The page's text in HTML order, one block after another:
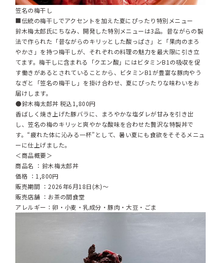
笠名の梅干し
■伝統の梅干しでアクセントを加えた夏にぴったり特別メニュー
鈴木梅太郎氏にちなみ、開発した特別メニューは3品。昔ながらの製
法で作られた「昔ながらのキリッとした酸っぱさ」と「果肉のまろ
やかさ」を持つ梅干しが、それぞれの料理の魅力を最大限に引き立
てます。梅干しに含まれる「クエン酸」にはビタミンB1の吸収を促
す働きがあるとされていることから、ビタミンB1が豊富な豚肉やう
なぎと「笠名の梅干し」を掛け合わせ、夏にぴったりな味わいをお
届けします。
●鈴木梅太郎丼 税込1,800円
香ばしく焼き上げた豚バラに、まろやかな塩ダレが甘みを引き出
し、笠名の梅のキリッと爽やかな酸味を合わせた贅沢な特製丼で
す。“疲れた体に沁みる一杯”として、暑い夏にも食欲をそそるメニュ
ーに仕上げました。
＜商品概要＞
商品名 ：鈴木梅太郎丼
価格 ：1,800円
販売期間 ：2026年6月18日(木)～
販売店舗 ：お茶の間食堂
アレルギー：卵・小麦・乳成分・豚肉・大豆・ごま